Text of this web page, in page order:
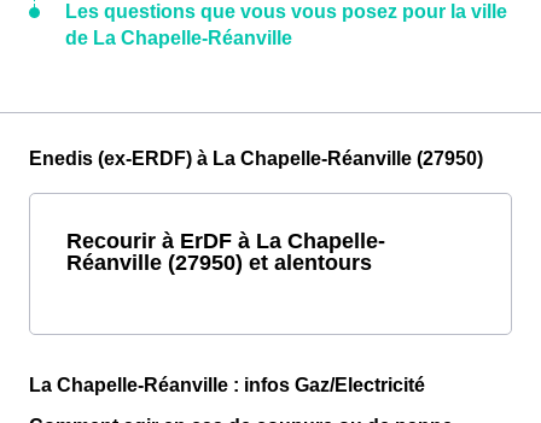
Les questions que vous vous posez pour la ville
de La Chapelle-Réanville
Enedis (ex-ERDF) à La Chapelle-Réanville (27950)
Recourir à ErDF à La Chapelle-
Réanville (27950) et alentours
La Chapelle-Réanville : infos Gaz/Electricité